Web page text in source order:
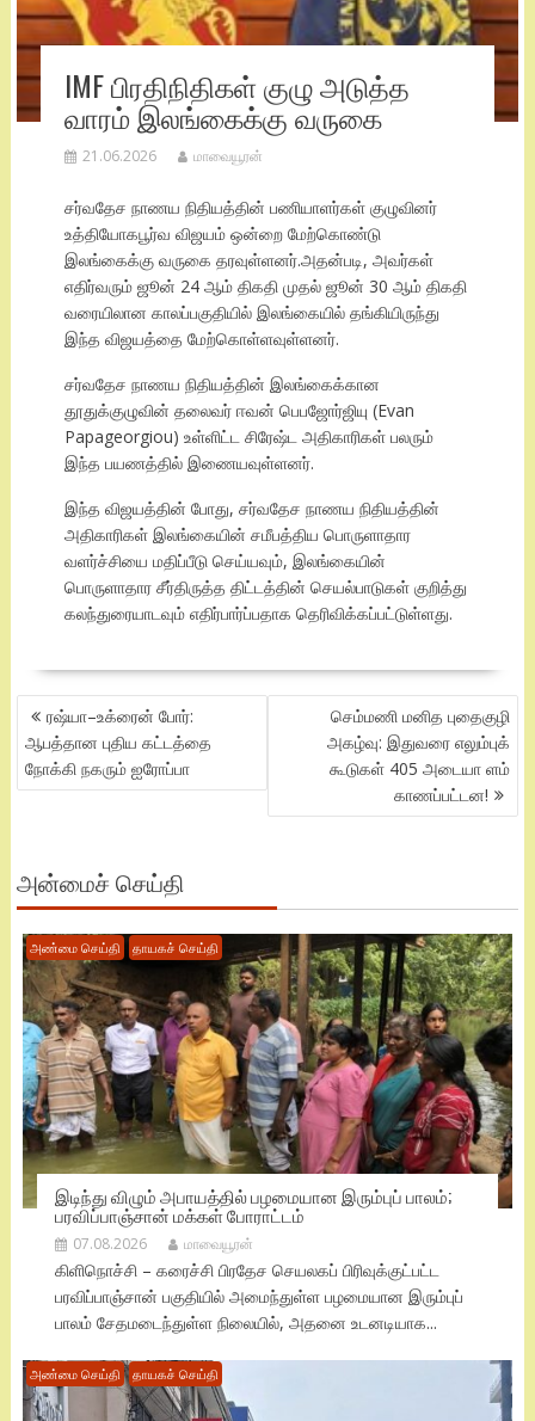
IMF பிரதிநிதிகள் குழு அடுத்த
வாரம் இலங்கைக்கு வருகை
21.06.2026 மாவையூரன்
சர்வதேச நாணய நிதியத்தின் பணியாளர்கள் குழுவினர்
உத்தியோகபூர்வ விஜயம் ஒன்றை மேற்கொண்டு
இலங்கைக்கு வருகை தரவுள்ளனர்.அதன்படி, அவர்கள்
எதிர்வரும் ஜூன் 24 ஆம் திகதி முதல் ஜூன் 30 ஆம் திகதி
வரையிலான காலப்பகுதியில் இலங்கையில் தங்கியிருந்து
இந்த விஜயத்தை மேற்கொள்ளவுள்ளனர்.
சர்வதேச நாணய நிதியத்தின் இலங்கைக்கான
தூதுக்குழுவின் தலைவர் ஈவன் பெபஜோர்ஜியு (Evan
Papageorgiou) உள்ளிட்ட சிரேஷ்ட அதிகாரிகள் பலரும்
இந்த பயணத்தில் இணையவுள்ளனர்.
இந்த விஜயத்தின் போது, சர்வதேச நாணய நிதியத்தின்
அதிகாரிகள் இலங்கையின் சமீபத்திய பொருளாதார
வளர்ச்சியை மதிப்பீடு செய்யவும், இலங்கையின்
பொருளாதார சீர்திருத்த திட்டத்தின் செயல்பாடுகள் குறித்து
கலந்துரையாடவும் எதிர்பார்ப்பதாக தெரிவிக்கப்பட்டுள்ளது.
POST
NAVIGATION
ரஷ்யா–உக்ரைன் போர்:
ஆபத்தான புதிய கட்டத்தை
நோக்கி நகரும் ஐரோப்பா
செம்மணி மனித புதைகுழி
அகழ்வு: இதுவரை எலும்புக்
கூடுகள் 405 அடையா ளம்
காணப்பட்டன!
அன்மைச் செய்தி
அண்மை செய்தி தாயகச் செய்தி
இடிந்து விழும் அபாயத்தில் பழமையான இரும்புப் பாலம்;
பரவிப்பாஞ்சான் மக்கள் போராட்டம்
07.08.2026 மாவையூரன்
கிளிநொச்சி – கரைச்சி பிரதேச செயலகப் பிரிவுக்குட்பட்ட
பரவிப்பாஞ்சான் பகுதியில் அமைந்துள்ள பழமையான இரும்புப்
பாலம் சேதமடைந்துள்ள நிலையில், அதனை உடனடியாக...
அண்மை செய்தி தாயகச் செய்தி